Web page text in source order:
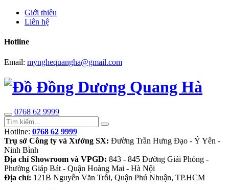
Giới thiệu
Liên hệ
Hotline
Email: mynghequangha@gmail.com
0768 62 9999
Hotline: 0768 62 9999
Trụ sở Công ty và Xưởng SX: Đường Trần Hưng Đạo - Ý Yên -
Ninh Bình
Địa chỉ Showroom và VPGD: 843 - 845 Đường Giải Phóng -
Phường Giáp Bát - Quận Hoàng Mai - Hà Nội
Địa chỉ: 121B Nguyễn Văn Trỗi, Quận Phú Nhuận, TP.HCM